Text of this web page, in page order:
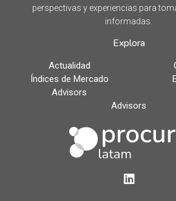
perspectivas y experiencias para
informadas.
Explora
Actualidad
Índices de Mercado
Advisors
Advisors
LinkedIn